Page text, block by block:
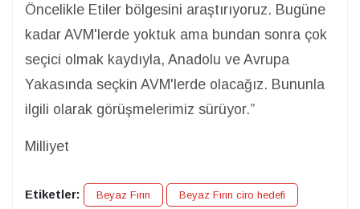
Öncelikle Etiler bölgesini araştırıyoruz. Bugüne
kadar AVM'lerde yoktuk ama bundan sonra çok
seçici olmak kaydıyla, Anadolu ve Avrupa
Yakasında seçkin AVM'lerde olacağız. Bununla
ilgili olarak görüşmelerimiz sürüyor.”
Milliyet
Etiketler: Beyaz Fırın Beyaz Fırın ciro hedefi